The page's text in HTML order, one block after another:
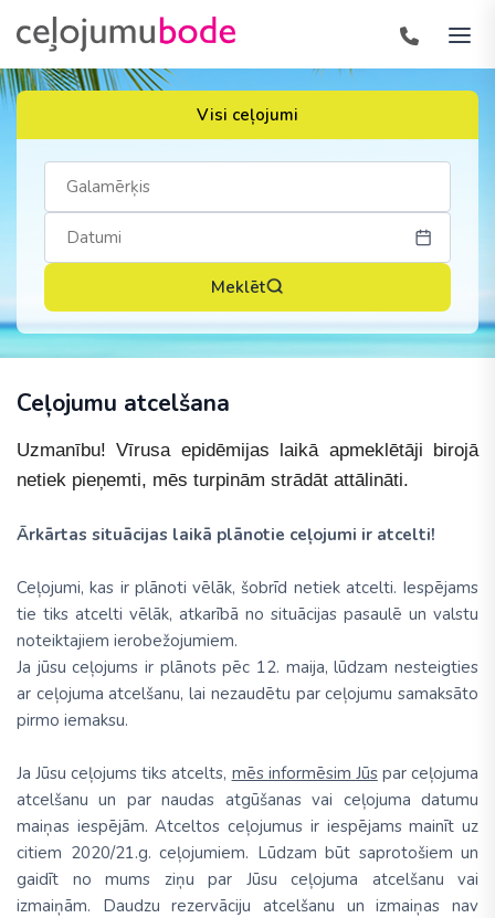
Visi ceļojumi
Meklēt
Ceļojumu atcelšana
Uzmanību! Vīrusa epidēmijas laikā apmeklētāji birojā
netiek pieņemti, mēs turpinām strādāt attālināti.
Ārkārtas situācijas laikā plānotie ceļojumi ir atcelti!
Ceļojumi, kas ir plānoti vēlāk, šobrīd netiek atcelti. Iespējams
tie tiks atcelti vēlāk, atkarībā no situācijas pasaulē un valstu
noteiktajiem ierobežojumiem.
Ja jūsu ceļojums ir plānots pēc 12. maija, lūdzam nesteigties
ar ceļojuma atcelšanu, lai nezaudētu par ceļojumu samaksāto
pirmo iemaksu.
Ja Jūsu ceļojums tiks atcelts, mēs informēsim Jūspar ceļojuma
atcelšanu un par naudas atgūšanas vai ceļojuma datumu
maiņas iespējām. Atceltos ceļojumus ir iespējams mainīt uz
citiem 2020/21.g. ceļojumiem. Lūdzam būt saprotošiem un
gaidīt no mums ziņu par Jūsu ceļojuma atcelšanu vai
izmaiņām. Daudzu rezervāciju atcelšanu un izmaiņas nav